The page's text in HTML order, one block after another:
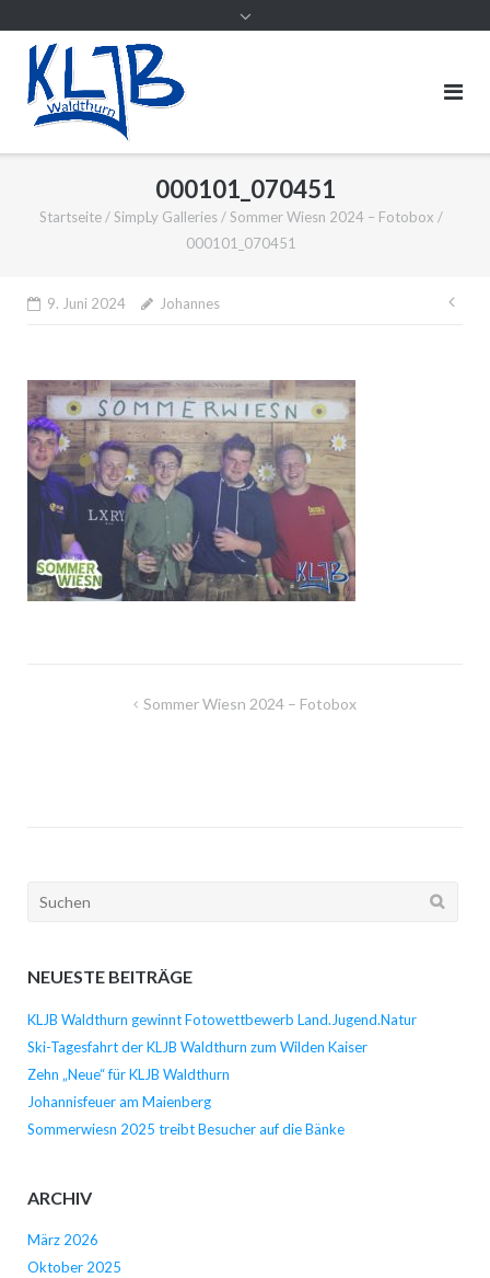
000101_070451
Startseite / SimpLy Galleries / Sommer Wiesn 2024 – Fotobox /
000101_070451
9. Juni 2024 Johannes
BeitragsnavigationSommer Wiesn 2024 – Fotobox
Suchen
NEUESTE BEITRÄGE
KLJB Waldthurn gewinnt Fotowettbewerb Land.Jugend.Natur
Ski-Tagesfahrt der KLJB Waldthurn zum Wilden Kaiser
Zehn „Neue“ für KLJB Waldthurn
Johannisfeuer am Maienberg
Sommerwiesn 2025 treibt Besucher auf die Bänke
ARCHIV
März 2026
Oktober 2025